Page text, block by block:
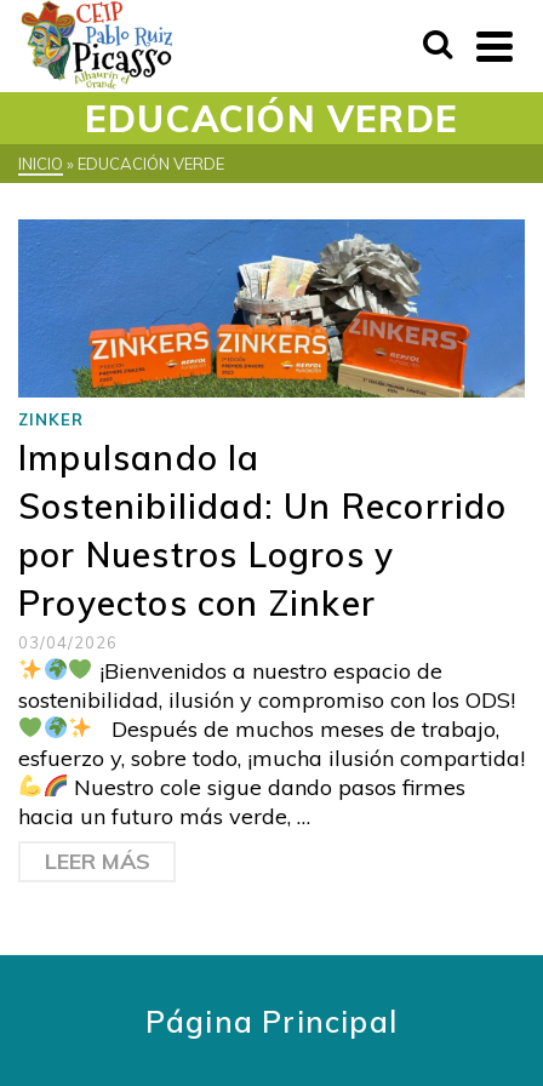
EDUCACIÓN VERDE
INICIO »EDUCACIÓN VERDE
ZINKER
Impulsando la
Sostenibilidad: Un Recorrido
por Nuestros Logros y
Proyectos con Zinker
03/04/2026
¡Bienvenidos a nuestro espacio de
sostenibilidad, ilusión y compromiso con los ODS!
Después de muchos meses de trabajo,
esfuerzo y, sobre todo, ¡mucha ilusión compartida!
Nuestro cole sigue dando pasos firmes
hacia un futuro más verde, …
LEER MÁS
Página Principal